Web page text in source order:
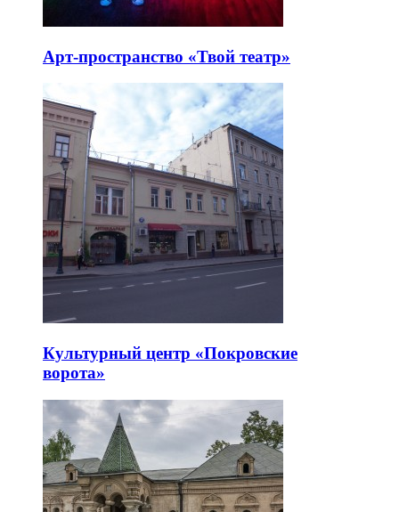
Арт-пространство «Твой театр»
Культурный центр «Покровские
ворота»